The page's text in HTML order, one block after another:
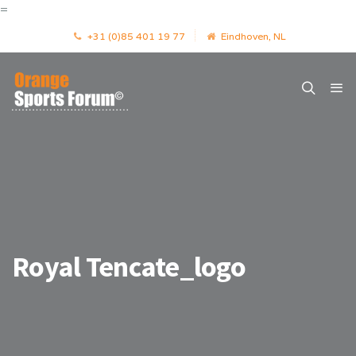
=
+31 (0)85 401 19 77 Eindhoven, NL
Royal Tencate_logo